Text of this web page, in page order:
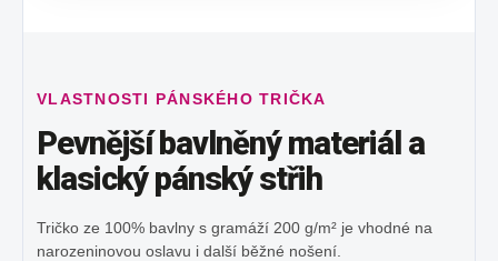
VLASTNOSTI PÁNSKÉHO TRIČKA
Pevnější bavlněný materiál a
klasický pánský střih
Tričko ze 100% bavlny s gramáží 200 g/m² je vhodné na
narozeninovou oslavu i další běžné nošení.